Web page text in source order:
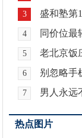
3 盛和塾第
4 同价位最
5 老北京饭
6 别忽略手
7 男人永远
热点图片